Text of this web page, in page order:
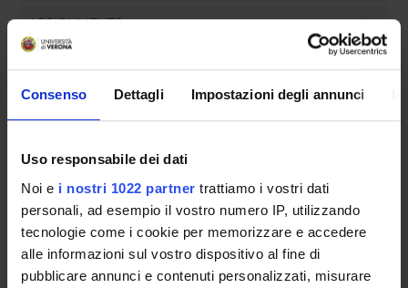
Consenso Dettagli Impostazioni degli annunci
Uso responsabile dei dati
Noi e i nostri 1022 partner trattiamo i vostri dati
personali, ad esempio il vostro numero IP, utilizzando
tecnologie come i cookie per memorizzare e accedere
alle informazioni sul vostro dispositivo al fine di
pubblicare annunci e contenuti personalizzati, misurare
ASSIGNMENTS
ORGANISATION
GOVERNANCE
COMMITTEES
DEPARTMENT ADMINISTRATION OFFICES
STUDENT ADMINISTRATION OFFICES